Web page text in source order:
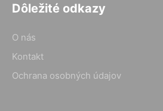
Dôležité odkazy
O nás
Kontakt
Ochrana osobných údajov